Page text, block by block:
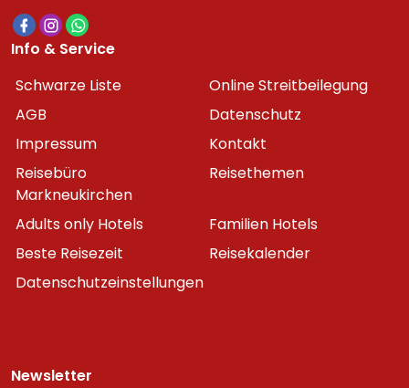
Info & Service
Schwarze Liste
Online Streitbeilegung
AGB
Datenschutz
Impressum
Kontakt
Reisebüro
Markneukirchen
Reisethemen
Adults only Hotels
Familien Hotels
Beste Reisezeit
Reisekalender
Datenschutzeinstellungen
Newsletter